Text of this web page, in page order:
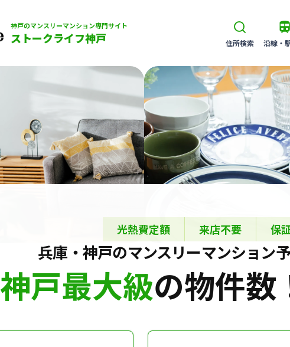
神戸のマンスリーマンション専門サイト
ストークライフ神戸 住所検索 沿線・
光熱費定額 来店不要 保
兵庫・神戸のマンスリーマンション
神戸最大級の物件数